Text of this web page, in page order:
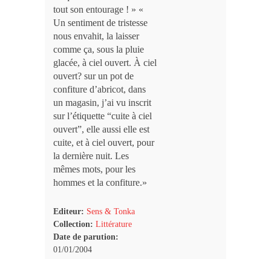
tout son entourage ! » «
Un sentiment de tristesse
nous envahit, la laisser
comme ça, sous la pluie
glacée, à ciel ouvert. À ciel
ouvert? sur un pot de
confiture d’abricot, dans
un magasin, j’ai vu inscrit
sur l’étiquette “cuite à ciel
ouvert”, elle aussi elle est
cuite, et à ciel ouvert, pour
la dernière nuit. Les
mêmes mots, pour les
hommes et la confiture.»
Editeur: Sens & Tonka
Collection: Littérature
Date de parution:
01/01/2004